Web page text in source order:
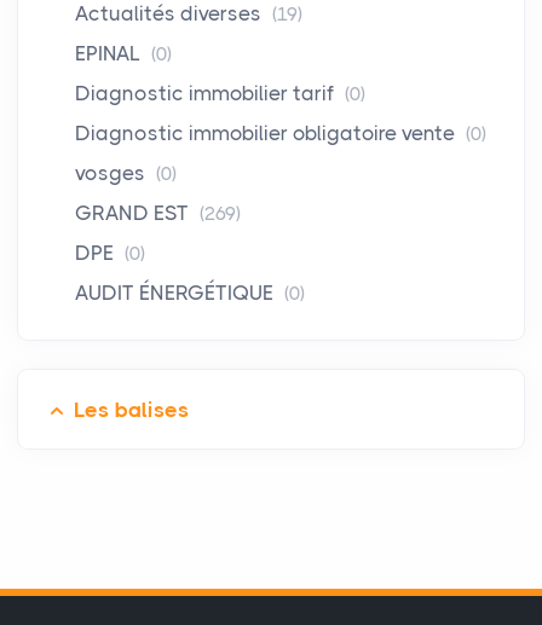
Actualités diverses (19)
EPINAL (0)
Diagnostic immobilier tarif (0)
Diagnostic immobilier obligatoire vente (0)
vosges (0)
GRAND EST (269)
DPE (0)
AUDIT ÉNERGÉTIQUE (0)
Les balises